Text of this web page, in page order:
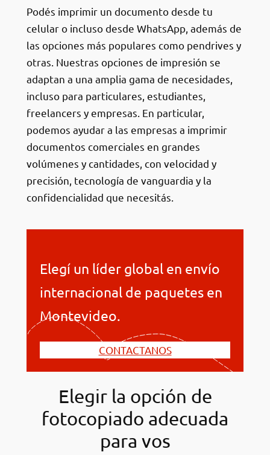
Podés imprimir un documento desde tu
celular o incluso desde WhatsApp, además de
las opciones más populares como pendrives y
otras. Nuestras opciones de impresión se
adaptan a una amplia gama de necesidades,
incluso para particulares, estudiantes,
freelancers y empresas. En particular,
podemos ayudar a las empresas a imprimir
documentos comerciales en grandes
volúmenes y cantidades, con velocidad y
precisión, tecnología de vanguardia y la
confidencialidad que necesitás.
Elegí un líder global en envío
internacional de paquetes en
Montevideo.
CONTACTANOS
Elegir la opción de
fotocopiado adecuada
para vos